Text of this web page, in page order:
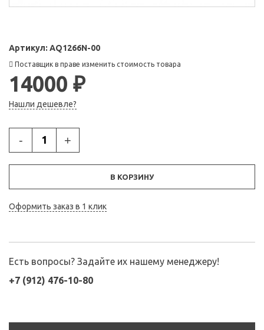
Артикул: AQ1266N-00
Поставщик в праве изменить стоимость товара
14000 ₽
Нашли дешевле?
- +
В КОРЗИНУ
Оформить заказ в 1 клик
Есть вопросы? Задайте их нашему менеджеру!
+7 (912) 476-10-80